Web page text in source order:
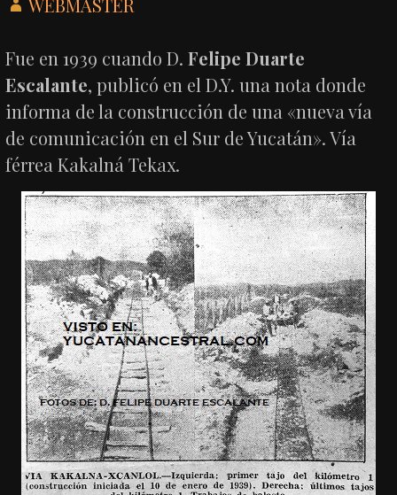
Fue en 1939 cuando D.Felipe Duarte
Escalante, publicó en el D.Y. una nota donde
informa de la construcción de una «nueva vía
de comunicación en el Sur de Yucatán». Vía
férrea Kakalná Tekax.